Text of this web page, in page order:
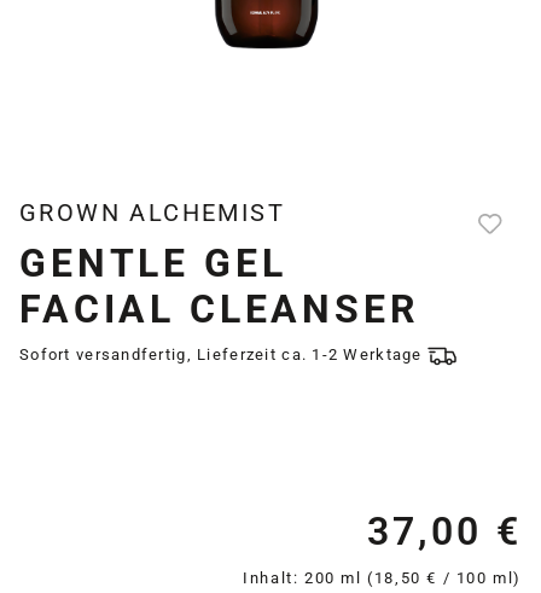
GROWN ALCHEMIST
GENTLE GEL
FACIAL CLEANSER
Sofort versandfertig, Lieferzeit ca. 1-2 Werktage
37,00 €
Inhalt: 200 ml(18,50 € / 100 ml)